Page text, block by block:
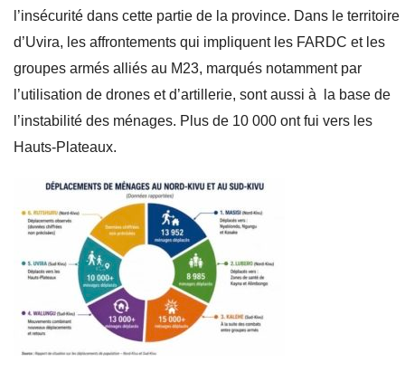
l’insécurité dans cette partie de la province. Dans le territoire
d’Uvira, les affrontements qui impliquent les FARDC et les
groupes armés alliés au M23, marqués notamment par
l’utilisation de drones et d’artillerie, sont aussi à la base de
l’instabilité des ménages. Plus de 10 000 ont fui vers les
Hauts-Plateaux.